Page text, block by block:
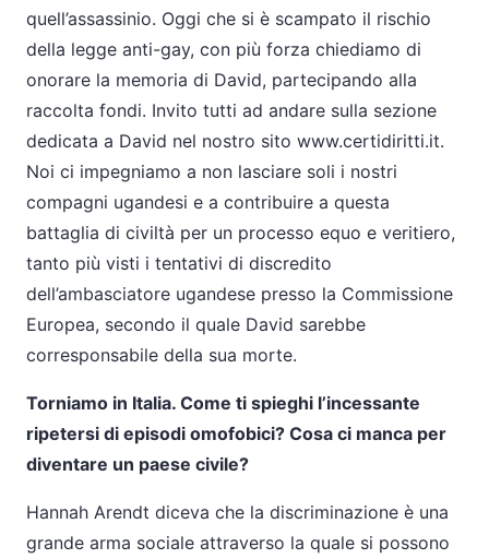
quell’assassinio. Oggi che si è scampato il rischio
della legge anti-gay, con più forza chiediamo di
onorare la memoria di David, partecipando alla
raccolta fondi. Invito tutti ad andare sulla sezione
dedicata a David nel nostro sito www.certidiritti.it.
Noi ci impegniamo a non lasciare soli i nostri
compagni ugandesi e a contribuire a questa
battaglia di civiltà per un processo equo e veritiero,
tanto più visti i tentativi di discredito
dell’ambasciatore ugandese presso la Commissione
Europea, secondo il quale David sarebbe
corresponsabile della sua morte.
Torniamo in Italia. Come ti spieghi l’incessante
ripetersi di episodi omofobici? Cosa ci manca per
diventare un paese civile?
Hannah Arendt diceva che la discriminazione è una
grande arma sociale attraverso la quale si possono